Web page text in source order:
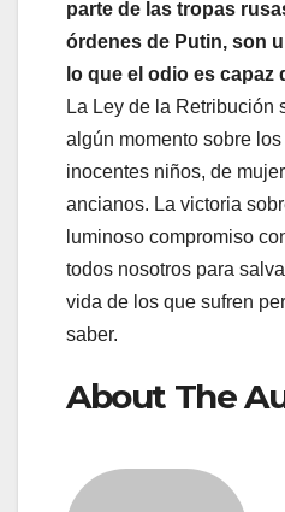
parte de las tropas
órdenes de Putin, son
lo que el odio es capaz
La Ley de la Retribución
algún momento sobre
inocentes niños, de
ancianos. La victoria
luminoso compromiso
todos nosotros para
vida de los que sufren
saber.
About The